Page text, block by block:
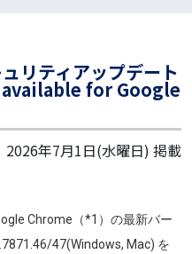
リティアップデート
for Google
2026年7月1日(水曜日) 掲載
Chrome（*1）の最新バー
47(Windows, Mac) を